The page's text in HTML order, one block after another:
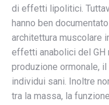
di effetti lipolitici.
hanno ben
architettura muscolare
effetti anabolici del GH
produzione ormonale,
individui sani. Inoltre
tra la massa, la